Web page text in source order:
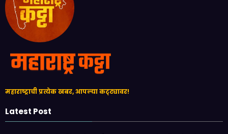
महाराष्ट्राची प्रत्येक खबर, आपल्या कट्ट्यावर!
Latest Post